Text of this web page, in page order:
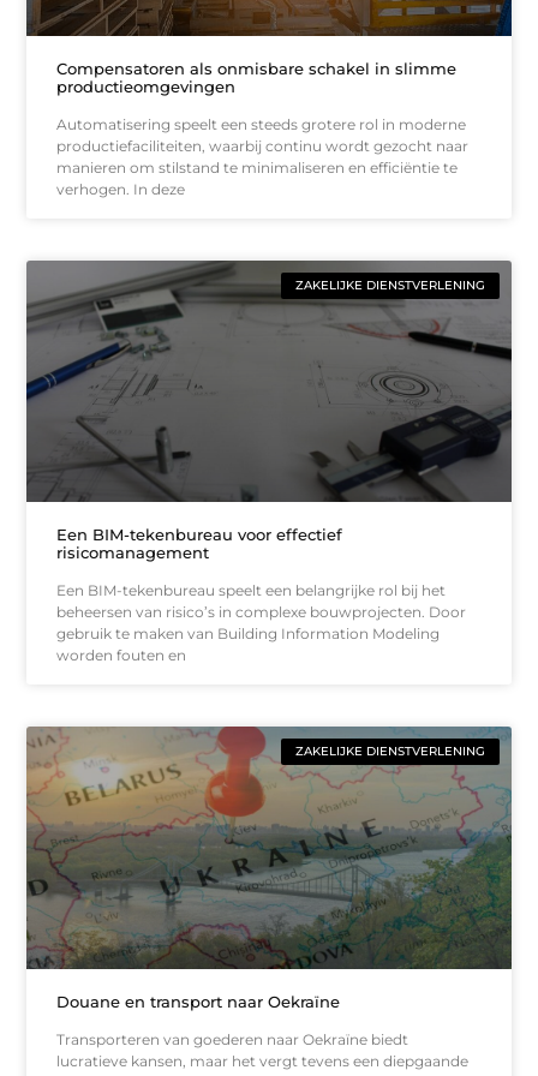
Compensatoren als onmisbare schakel in slimme
productieomgevingen
Automatisering speelt een steeds grotere rol in moderne
productiefaciliteiten, waarbij continu wordt gezocht naar
manieren om stilstand te minimaliseren en efficiëntie te
verhogen. In deze
ZAKELIJKE DIENSTVERLENING
Een BIM-tekenbureau voor effectief
risicomanagement
Een BIM-tekenbureau speelt een belangrijke rol bij het
beheersen van risico’s in complexe bouwprojecten. Door
gebruik te maken van Building Information Modeling
worden fouten en
ZAKELIJKE DIENSTVERLENING
Douane en transport naar Oekraïne
Transporteren van goederen naar Oekraïne biedt
lucratieve kansen, maar het vergt tevens een diepgaande